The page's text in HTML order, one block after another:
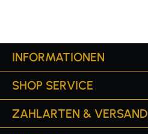
INFORMATIONEN
SHOP SERVICE
ZAHLARTEN & VERSAND